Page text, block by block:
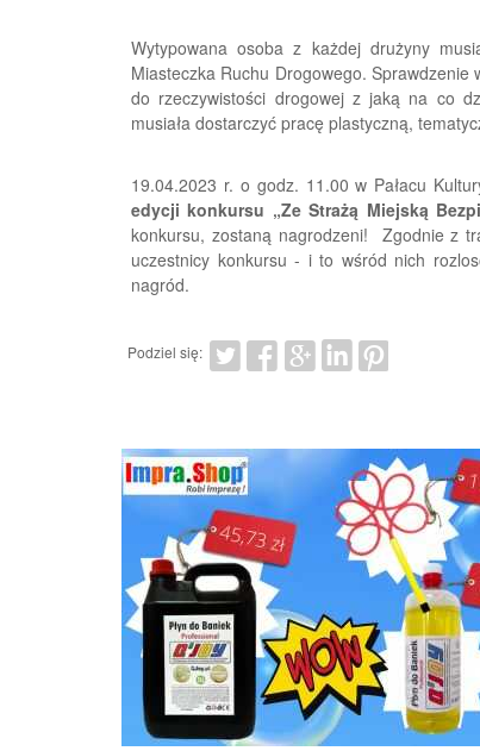
Wytypowana osoba z każdej drużyny
Miasteczka Ruchu Drogowego.
do rzeczywistości drogowej z jaką na co
musiała dostarczyć pracę plastyczną,
19.04.2023 r. o godz. 11.00 w Pałacu
edycji konkursu „Ze Strażą Miejską
konkursu, zostaną nagrodzeni! Zgodnie z
uczestnicy konkursu - i to wśród nich
nagród.
Podziel się: